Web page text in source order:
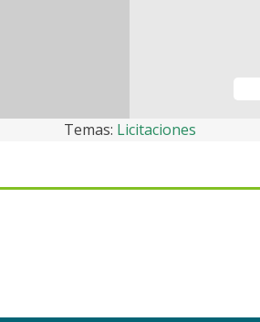
Temas: Licitaciones